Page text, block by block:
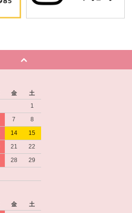
金
土
1
7
8
14
15
21
22
28
29
金
土